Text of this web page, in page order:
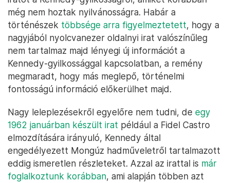
még nem hoztak nyilvánosságra. Habár a
történészek többsége arra figyelmeztetett, hogy a
nagyjából nyolcvanezer oldalnyi irat valószínűleg
nem tartalmaz majd lényegi új információt a
Kennedy-gyilkossággal kapcsolatban, a remény
megmaradt, hogy más meglepő, történelmi
fontosságú információ előkerülhet majd.
Nagy leleplezésekről egyelőre nem tudni, de egy
1962 januárban készült irat például a Fidel Castro
elmozdítására irányuló, Kennedy által
engedélyezett Mongúz hadműveletről tartalmazott
eddig ismeretlen részleteket. Azzal az irattal is már
foglalkoztunk korábban, ami alapján többen azt